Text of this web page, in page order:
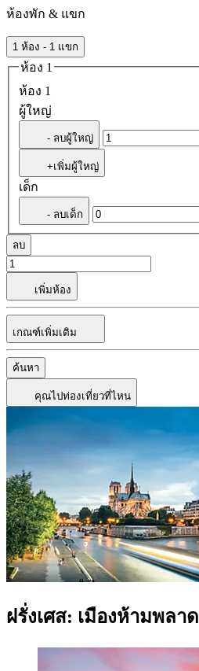
ห้องพัก & แขก
1 ห้อง - 1 แขก
ห้อง 1
ห้อง 1
ผู้ใหญ่
- ลบผู้ใหญ่
+เพิ่มผู้ใหญ่
เด็ก
- ลบเด็ก
ลบ
เพิ่มห้อง
เกณฑ์เพิ่มเติม
ค้นหา
คุณไปท่องเที่ยวที่ไหน
ฝรั่งเศส: เมืองห้ามพลาด